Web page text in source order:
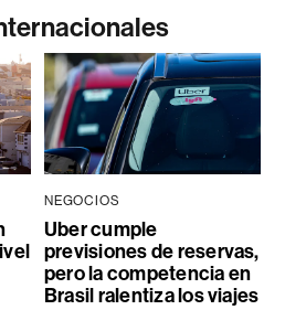
NEGOCIOS
Uber cumple
previsiones de reservas,
pero la competencia en
Brasil ralentiza los viajes